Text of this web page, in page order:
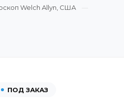
Welch Allyn, США
ПОД ЗАКАЗ